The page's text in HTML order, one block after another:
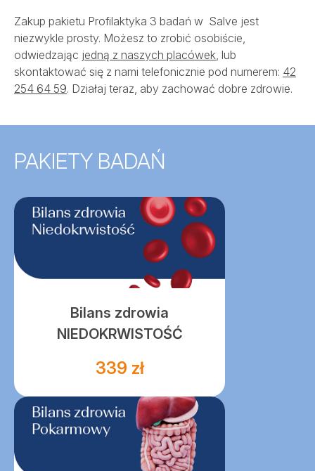
Zakup pakietu Profilaktyka 3 badań w Salve jest
niezwykle prosty. Możesz to zrobić osobiście,
odwiedzając jedną z naszych placówek, lub
skontaktować się z nami telefonicznie pod numerem: 42
254 64 59. Działaj teraz, aby zachować dobre zdrowie.
PAKIETY BADAŃ
Bilans zdrowia
NIEDOKRWISTOŚĆ
339 zł